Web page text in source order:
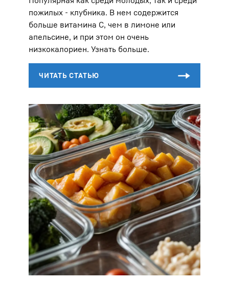
пожилых - клубника. В нем содержится
больше витамина С, чем в лимоне или
апельсине, и при этом он очень
низкокалориен. Узнать больше.